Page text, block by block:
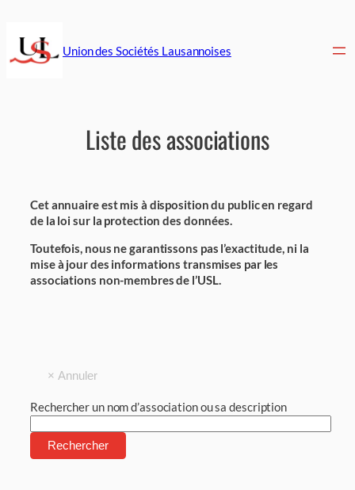
contenu
Union des Sociétés Lausannoises
Liste des associations
Cet annuaire est mis à disposition du public en regard
de la loi sur la protection des données.
Toutefois, nous ne garantissons pas l’exactitude, ni la
mise à jour des informations transmises par les
associations non-membres de l’USL.
Rechercher un nom d’association ou sa description